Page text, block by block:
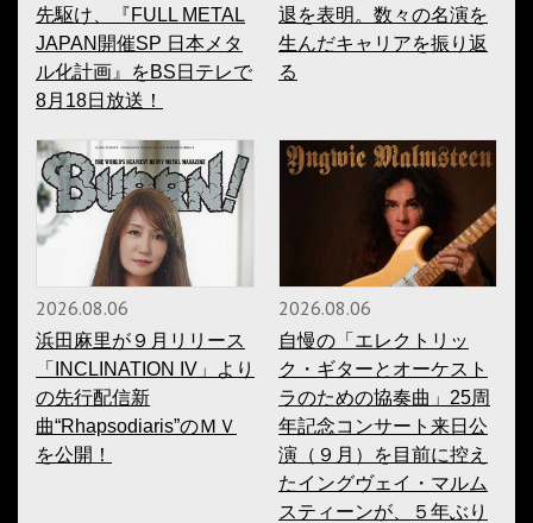
先駆け、『FULL METAL
JAPAN開催SP 日本メタ
ル化計画』をBS日テレで
8月18日放送！
退を表明。数々の名演を
生んだキャリアを振り返
る
2026.08.06
浜田麻里が９月リリース
「INCLINATION IV」より
の先行配信新
曲“Rhapsodiaris”のＭＶ
を公開！
2026.08.06
自慢の「エレクトリッ
ク・ギターとオーケスト
ラのための協奏曲」25周
年記念コンサート来日公
演（９月）を目前に控え
たイングヴェイ・マルム
スティーンが、５年ぶり